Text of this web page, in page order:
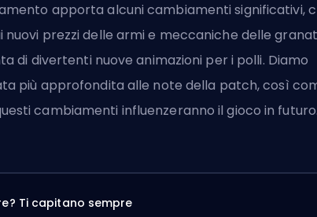
apporta alcuni cambiamenti significativi,
nuovi prezzi delle armi e meccaniche delle
di divertenti nuove animazioni per i polli. Diamo
più approfondita alle note della patch, così
cambiamenti influenzeranno il gioco in
Ti capitano sempre